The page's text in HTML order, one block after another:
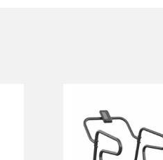
беговая
FOREMAN FY-
2399
FY-2399